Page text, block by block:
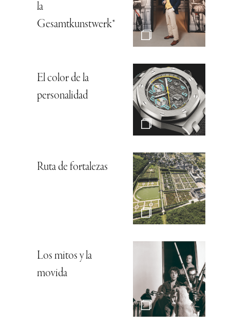
la
Gesamtkunstwerk*
El color de la
personalidad
Ruta de fortalezas
Los mitos y la
movida